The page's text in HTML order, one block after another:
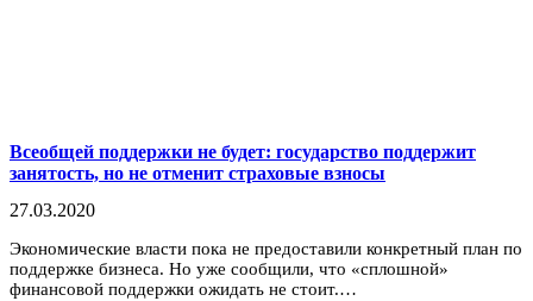
Всеобщей поддержки не будет: государство поддержит
занятость, но не отменит страховые взносы
27.03.2020
Экономические власти пока не предоставили конкретный план по
поддержке бизнеса. Но уже сообщили, что «сплошной»
финансовой поддержки ожидать не стоит.…